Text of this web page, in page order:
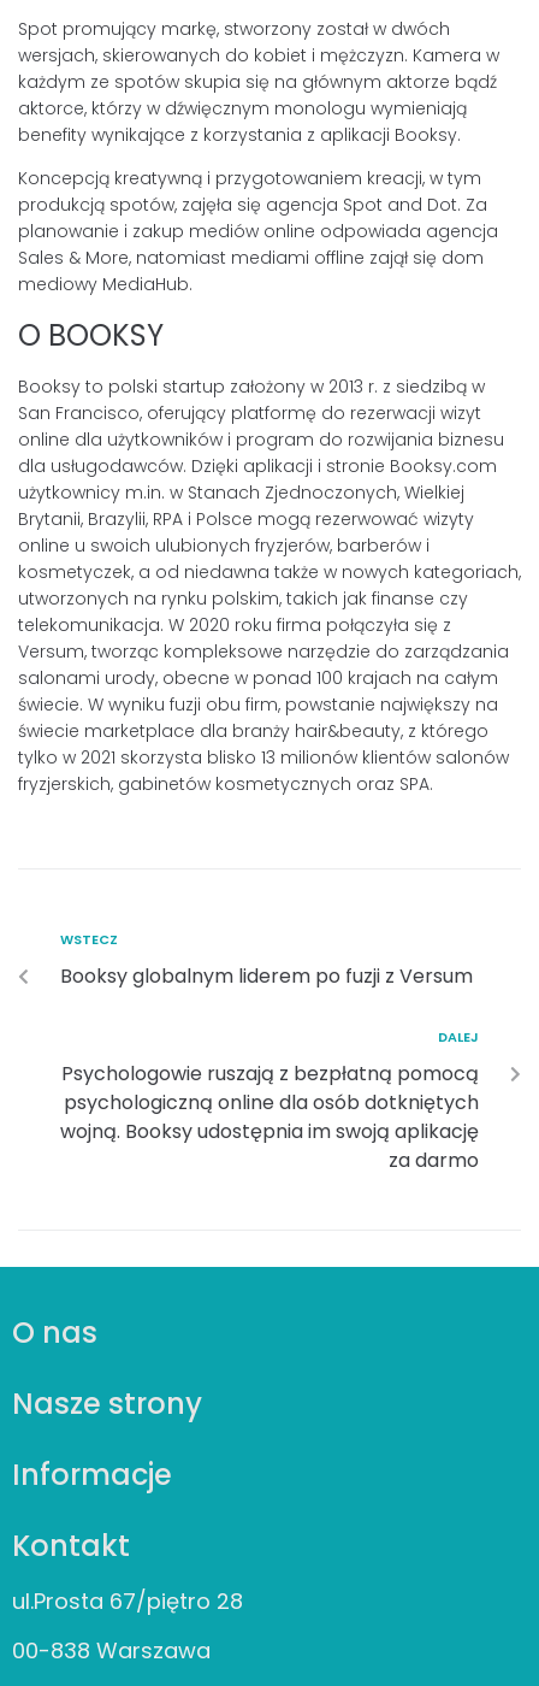
Spot promujący markę, stworzony został w dwóch
wersjach, skierowanych do kobiet i mężczyzn. Kamera w
każdym ze spotów skupia się na głównym aktorze bądź
aktorce, którzy w dźwięcznym monologu wymieniają
benefity wynikające z korzystania z aplikacji Booksy.
Koncepcją kreatywną i przygotowaniem kreacji, w tym
produkcją spotów, zajęła się agencja Spot and Dot. Za
planowanie i zakup mediów online odpowiada agencja
Sales & More, natomiast mediami offline zajął się dom
mediowy MediaHub.
O BOOKSY
Booksy to polski startup założony w 2013 r. z siedzibą w
San Francisco, oferujący platformę do rezerwacji wizyt
online dla użytkowników i program do rozwijania biznesu
dla usługodawców. Dzięki aplikacji i stronie Booksy.com
użytkownicy m.in. w Stanach Zjednoczonych, Wielkiej
Brytanii, Brazylii, RPA i Polsce mogą rezerwować wizyty
online u swoich ulubionych fryzjerów, barberów i
kosmetyczek, a od niedawna także w nowych kategoriach,
utworzonych na rynku polskim, takich jak finanse czy
telekomunikacja. W 2020 roku firma połączyła się z
Versum, tworząc kompleksowe narzędzie do zarządzania
salonami urody, obecne w ponad 100 krajach na całym
świecie. W wyniku fuzji obu firm, powstanie największy na
świecie marketplace dla branży hair&beauty, z którego
tylko w 2021 skorzysta blisko 13 milionów klientów salonów
fryzjerskich, gabinetów kosmetycznych oraz SPA.
WSTECZ
Booksy globalnym liderem po fuzji z Versum
DALEJ
Psychologowie ruszają z bezpłatną pomocą
psychologiczną online dla osób dotkniętych
wojną. Booksy udostępnia im swoją aplikację
za darmo
O nas
Nasze strony
Informacje
Kontakt
ul.Prosta 67/piętro 28
00-838 Warszawa